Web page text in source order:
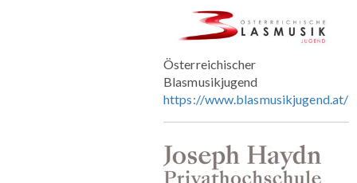
Österreichischer
Blasmusikjugend
https://www.blasmusikjugend.at/